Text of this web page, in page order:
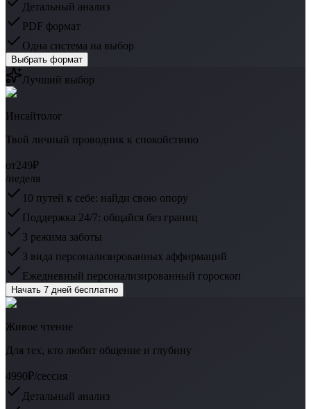
Детальный анализ
PDF формат
Одна система на выбор
Выбрать формат
Лучший выбор
Инсайтолог
Твой личный проводник к спокойствию
от249₽
/неделя
10 путей к себе: найди свою опору
Поддержка 24/7: общайся без границ
3 режима заботы
3 вида персонализированных аффирмаций
Ежедневный персонализированный гороскоп
Начать 7 дней бесплатно
Живое чтение
Для тех, кто любит общение и глубину
4990₽/сессия
Детальный анализ